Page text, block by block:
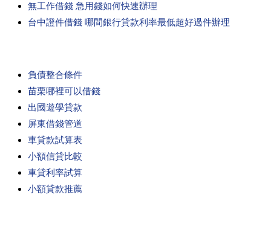
無工作借錢 急用錢如何快速辦理
台中證件借錢 哪間銀行貸款利率最低超好過件辦理
負債整合條件
苗栗哪裡可以借錢
出國遊學貸款
屏東借錢管道
車貸款試算表
小額信貸比較
車貸利率試算
小額貸款推薦